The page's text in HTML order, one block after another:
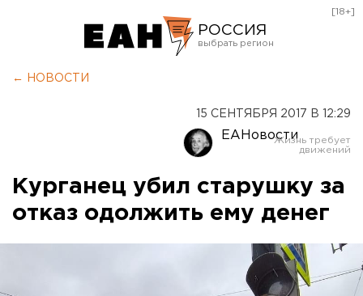
РОССИЯ
Оренбург
[18+]
← НОВОСТИ
15 СЕНТЯБРЯ 2017 В 12:29
ЕАНовости
Курганец убил старушку за
отказ одолжить ему денег